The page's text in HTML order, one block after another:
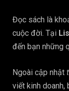
Đọc sách là
cuộc đời. Tại
đến bạn những
Ngoài cập nhật
viết kinh doanh,